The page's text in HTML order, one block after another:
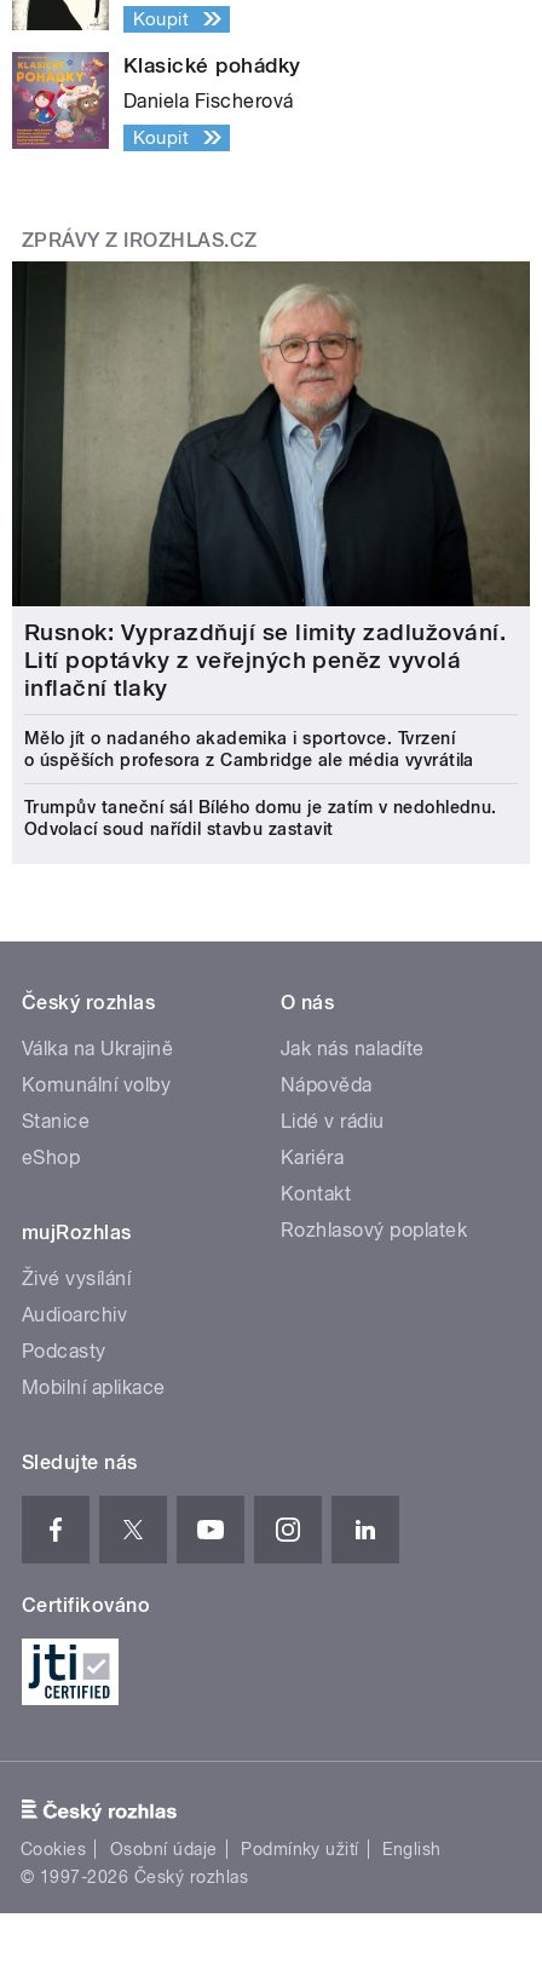
Koupit
Klasické pohádky
Daniela Fischerová
Koupit
ZPRÁVY Z IROZHLAS.CZ
Rusnok: Vyprazdňují se limity zadlužování.
Lití poptávky z veřejných peněz vyvolá
inflační tlaky
Mělo jít o nadaného akademika i sportovce. Tvrzení
o úspěších profesora z Cambridge ale média vyvrátila
Trumpův taneční sál Bílého domu je zatím v nedohlednu.
Odvolací soud nařídil stavbu zastavit
Český rozhlas
Válka na Ukrajině
Komunální volby
Stanice
eShop
mujRozhlas
Živé vysílání
Audioarchiv
Podcasty
Mobilní aplikace
O nás
Jak nás naladíte
Nápověda
Lidé v rádiu
Kariéra
Kontakt
Rozhlasový poplatek
Sledujte nás
Certifikováno
Cookies Osobní údaje Podmínky užití
English
© 1997-2026 Český rozhlas